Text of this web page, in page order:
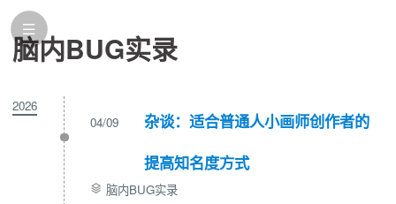
脑内BUG实录
2026
04/09
杂谈：适合普通人小画师创作者的
提高知名度方式
脑内BUG实录